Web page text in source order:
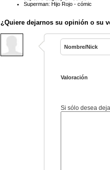
Superman: Hijo Rojo - cómic
¿Quiere dejarnos su opinión o su
Nombre/Nick
Valoración
Si sólo desea